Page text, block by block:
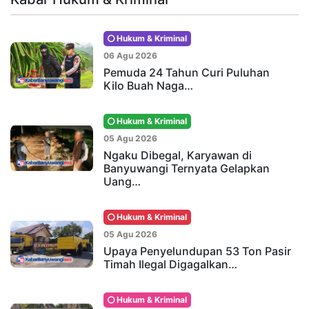
Hukum & Kriminal
06 Agu 2026
Pemuda 24 Tahun Curi Puluhan
Kilo Buah Naga…
Hukum & Kriminal
05 Agu 2026
Ngaku Dibegal, Karyawan di
Banyuwangi Ternyata Gelapkan
Uang…
Hukum & Kriminal
05 Agu 2026
Upaya Penyelundupan 53 Ton Pasir
Timah Ilegal Digagalkan…
Hukum & Kriminal